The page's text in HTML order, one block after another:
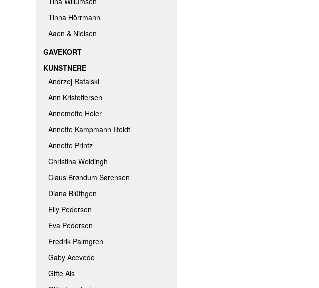
Tinna Hörrmann
Aaen & Nielsen
GAVEKORT
KUNSTNERE
Andrzej Rafalski
Ann Kristoffersen
Annemette Hoier
Annette Kampmann Ilfeldt
Annette Printz
Christina Weldingh
Claus Brøndum Sørensen
Diana Blüthgen
Elly Pedersen
Eva Pedersen
Fredrik Palmgren
Gaby Acevedo
Gitte Als